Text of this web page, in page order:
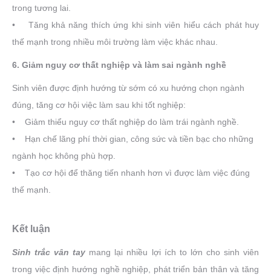
trong tương lai.
• Tăng khả năng thích ứng khi sinh viên hiểu cách phát huy
thế mạnh trong nhiều môi trường làm việc khác nhau.
6. Giảm nguy cơ thất nghiệp và làm sai ngành nghề
Sinh viên được định hướng từ sớm có xu hướng chọn ngành
đúng, tăng cơ hội việc làm sau khi tốt nghiệp:
• Giảm thiểu nguy cơ thất nghiệp do làm trái ngành nghề.
• Hạn chế lãng phí thời gian, công sức và tiền bạc cho những
ngành học không phù hợp.
• Tạo cơ hội để thăng tiến nhanh hơn vì được làm việc đúng
thế mạnh.
Kết luận
Sinh trắc vân tay mang lại nhiều lợi ích to lớn cho sinh viên
trong việc định hướng nghề nghiệp, phát triển bản thân và tăng